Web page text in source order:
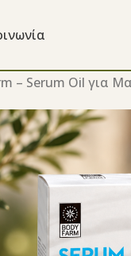
– Serum Oil για